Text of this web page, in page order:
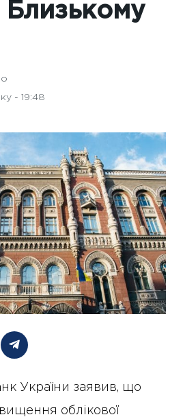
Близькому
- 19:48
України заявив, що
облікової